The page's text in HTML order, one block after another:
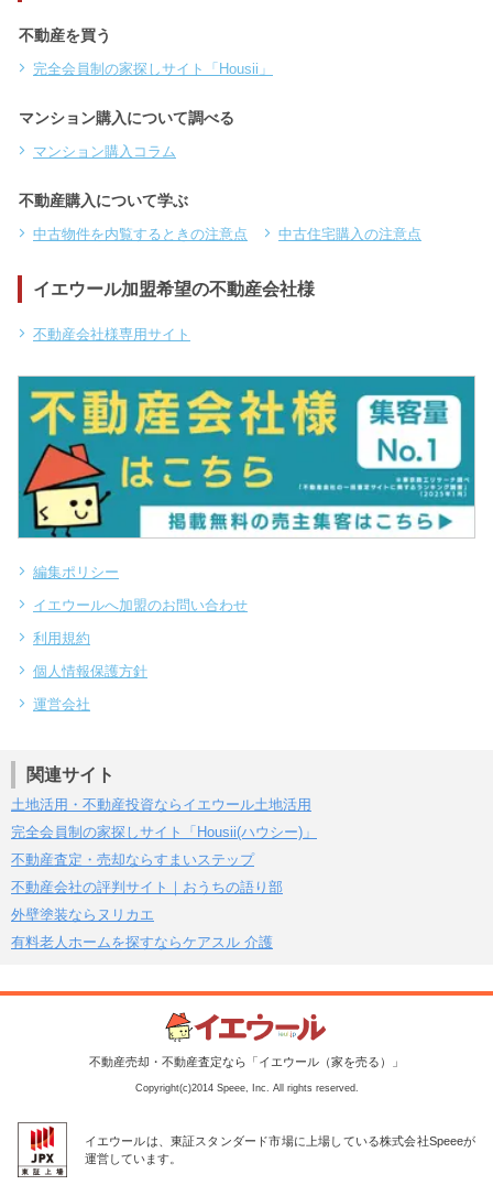
不動産を買う
完全会員制の家探しサイト「Housii」
マンション購入について調べる
マンション購入コラム
不動産購入について学ぶ
中古物件を内覧するときの注意点 中古住宅購入の注意点
イエウール加盟希望の不動産会社様
不動産会社様専用サイト
編集ポリシー
イエウールへ加盟のお問い合わせ
利用規約
個人情報保護方針
運営会社
関連サイト
土地活用・不動産投資ならイエウール土地活用
完全会員制の家探しサイト「Housii(ハウシー)」
不動産査定・売却ならすまいステップ
不動産会社の評判サイト｜おうちの語り部
外壁塗装ならヌリカエ
有料老人ホームを探すならケアスル 介護
不動産売却・不動産査定なら「イエウール（家を売る）」
Copyright(c)2014 Speee, Inc. All rights reserved.
イエウールは、東証スタンダード市場に上場している株式会社Speeeが
運営しています。